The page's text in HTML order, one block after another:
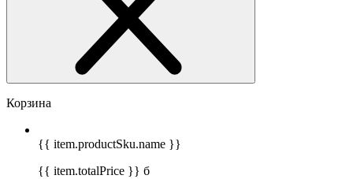
Корзина
{{ item.productSku.name }}
{{ item.totalPrice }} б